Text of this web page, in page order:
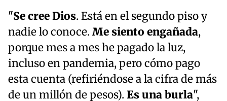
"Se cree Dios. Está en el segundo piso y
nadie lo conoce. Me siento engañada,
porque mes a mes he pagado la luz,
incluso en pandemia, pero cómo pago
esta cuenta (refiriéndose a la cifra de más
de un millón de pesos). Es una burla",